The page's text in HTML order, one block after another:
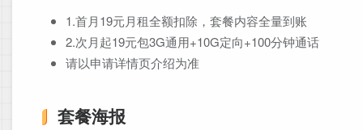
1.首月19元月租全额扣除，套餐内容全量到账
2.次月起19元包3G通用+10G定向+100分钟通话
请以申请详情页介绍为准
套餐海报